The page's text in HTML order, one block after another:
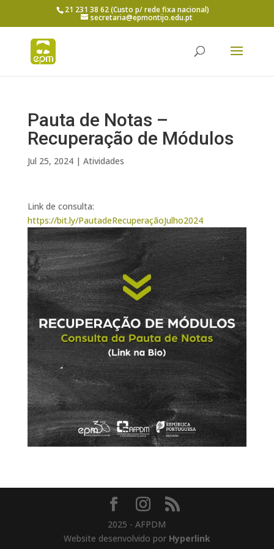
21 231 38 62 (Custo p/ rede fixa nacional)
secretaria@epmontijo.edu.pt
Pauta de Notas –
Recuperação de Módulos
Jul 25, 2024| Atividades
Link de consulta:
https://bit.ly/PautadeRecuperaçãoJulho2024
2025 - AFPDM
Website desenvolvido por Hyperlink